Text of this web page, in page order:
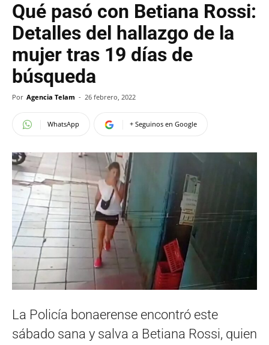
Qué pasó con Betiana Rossi:
Detalles del hallazgo de la
mujer tras 19 días de
búsqueda
Por Agencia Telam - 26 febrero, 2022
WhatsApp + Seguinos en Google
La Policía bonaerense encontró este
sábado sana y salva a Betiana Rossi, quien